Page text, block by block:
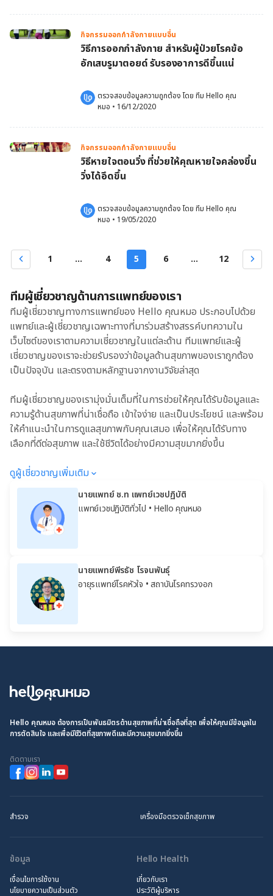
กิจกรรมออกกำลังกายแบบอื่น
วิธีการออกกำลังกาย สำหรับผู้ป่วยโรคข้อ
อักเสบรูมาตอยด์ รับรองอาการดีขึ้นแน่
ตรวจสอบข้อมูลความถูกต้อง โดย ทีม Hello คุณ
หมอ • 16/12/2020
กิจกรรมออกกำลังกายแบบอื่น
วิธีหายใจตอนวิ่ง ที่ช่วยให้คุณหายใจคล่องขึ้น
วิ่งได้อึดขึ้น
ตรวจสอบข้อมูลความถูกต้อง โดย ทีม Hello คุณ
หมอ • 19/05/2020
1 ... 4 5 6 ... 12
ทีมผู้เชี่ยวชาญด้านการแพทย์ของเรา
ทีมผู้เชี่ยวชาญทางการแพทย์ของ Hello คุณหมอ ประกอบไปด้วย
แพทย์และผู้เชี่ยวชาญเฉพาะทางที่มาร่วมสร้างสรรค์บทความใน
เว็บไซต์ของเราตามความเชี่ยวชาญในแต่ละด้าน ทีมแพทย์และผู้
เชี่ยวชาญของเราจะช่วยรับรองว่าข้อมูลด้านสุขภาพของเราถูกต้อง
เป็นปัจจุบัน และตรงตามหลักฐานจากงานวิจัยล่าสุด
ทีมผู้เชี่ยวชาญของเรามุ่งมั่นเต็มที่ในการช่วยให้คุณได้รับข้อมูลและ
ความรู้ด้านสุขภาพที่น่าเชื่อถือ เข้าใจง่าย และเป็นประโยชน์ และพร้อม
ให้คำแนะนำในการดูแลสุขภาพกับคุณเสมอ เพื่อให้คุณได้รับทาง
เลือกที่ดีต่อสุขภาพ และใช้ชีวิตได้อย่างมีความสุขมากยิ่งขึ้น
ดูผู้เชี่ยวชาญเพิ่มเติม
นายแพทย์ ช.ท แพทย์เวชปฏิบัติ
แพทย์เวชปฏิบัติทั่วไป • Hello คุณหมอ
นายแพทย์พีรธัช โรจนพันธุ์
อายุรแพทย์โรคหัวใจ • สถาบันโรคทรวงอก
Hello คุณหมอ ต้องการเป็นพันธมิตรด้านสุขภาพที่น่าเชื่อถือที่สุด เพื่อให้คุณมีข้อมูลใน
การตัดสินใจ และเพื่อมีชีวิตที่สุขภาพดีและมีความสุขมากยิ่งขึ้น
ติดตามเรา
สำรวจ เครื่องมือตรวจเช็กสุขภาพ
ข้อมูล
เงื่อนไขการใช้งาน
นโยบายความเป็นส่วนตัว
Hello Health
เกี่ยวกับเรา
ประวัติผู้บริหาร